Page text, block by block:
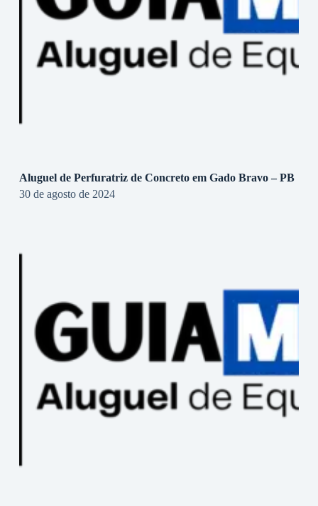
Aluguel de Perfuratriz de Concreto em Gado Bravo – PB
30 de agosto de 2024